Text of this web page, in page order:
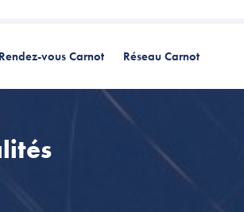
Rendez-vous Carnot Réseau Carnot